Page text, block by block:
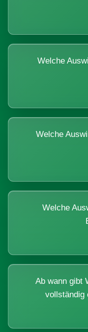
Welche
Welche
Welche
Ab wann gibt
vollständig